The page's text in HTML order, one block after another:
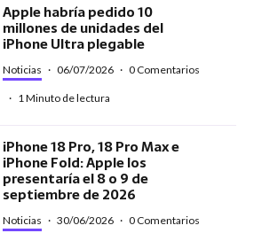
Apple habría pedido 10
millones de unidades del
iPhone Ultra plegable
Noticias · 06/07/2026 · 0 Comentarios
· 1 Minuto de lectura
iPhone 18 Pro, 18 Pro Max e
iPhone Fold: Apple los
presentaría el 8 o 9 de
septiembre de 2026
Noticias · 30/06/2026 · 0 Comentarios